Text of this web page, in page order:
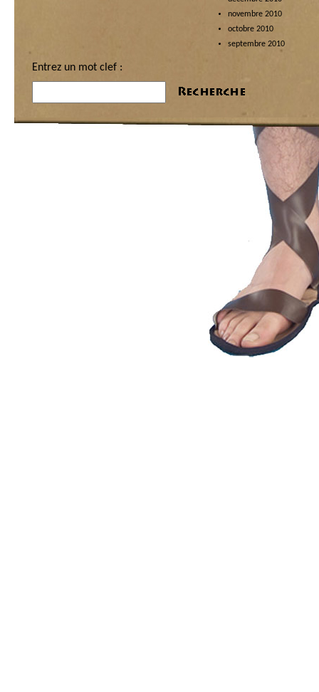
novembre 2010
octobre 2010
septembre 2010
Entrez un mot clef :